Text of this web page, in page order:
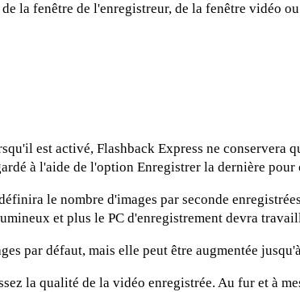
la fenêtre de l'enregistreur, de la fenêtre vidéo
est activé, Flashback Express ne conservera
à l'aide de l'option Enregistrer la dernière
le nombre d'images par seconde
et plus le PC d'enregistrement devra
par défaut, mais elle peut être augmentée
la qualité de la vidéo enregistrée. Au fur et à